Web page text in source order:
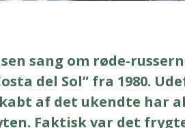
sang om røde-
del Sol” fra 1980.
af det ukend­te har
Fak­tisk var det